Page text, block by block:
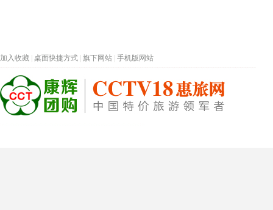
加入收藏 桌面快捷方式 旗下网站 手机版网站